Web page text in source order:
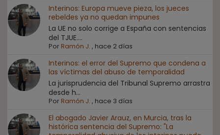
Interinos: Europa mueve pieza, los jueces
rebeldes ya no quedan impunes
La UE no solo corrige a España con sentencias
del TJUE....
Por Ramón J. , hace 2 días
Interinos: el error del Supremo que condena a
las víctimas del abuso de temporalidad
La jurisprudencia del Tribunal Supremo arrastra
desde h...
Por Ramón J. , hace 3 días
El abogado Javier Arauz, en Murcia, tras la
histórica sentencia del Supremo: "La